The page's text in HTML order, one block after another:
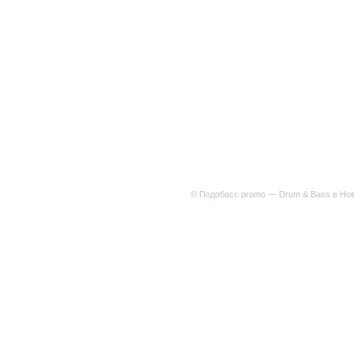
© Подобасс promo — Drum & Bass в